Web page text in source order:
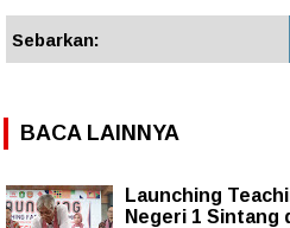
Sebarkan:
BACA LAINNYA
Launching
Negeri 1 Sintang